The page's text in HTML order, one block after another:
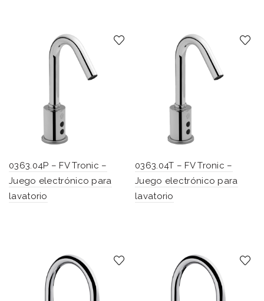
0363.04P – FV Tronic –
Juego electrónico para
lavatorio
0363.04T – FV Tronic –
Juego electrónico para
lavatorio